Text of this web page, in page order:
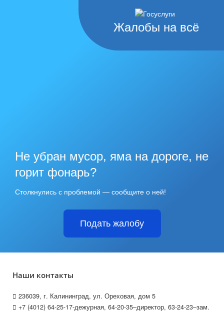
Жалобы на всё
Не убран мусор, яма на дороге, не
горит фонарь?
Столкнулись с проблемой — сообщите о ней!
Подать жалобу
Наши контакты
236039, г. Калининград, ул. Ореховая, дом 5
+7 (4012) 64-25-17-дежурная, 64-20-35–директор, 63-24-23–зам.